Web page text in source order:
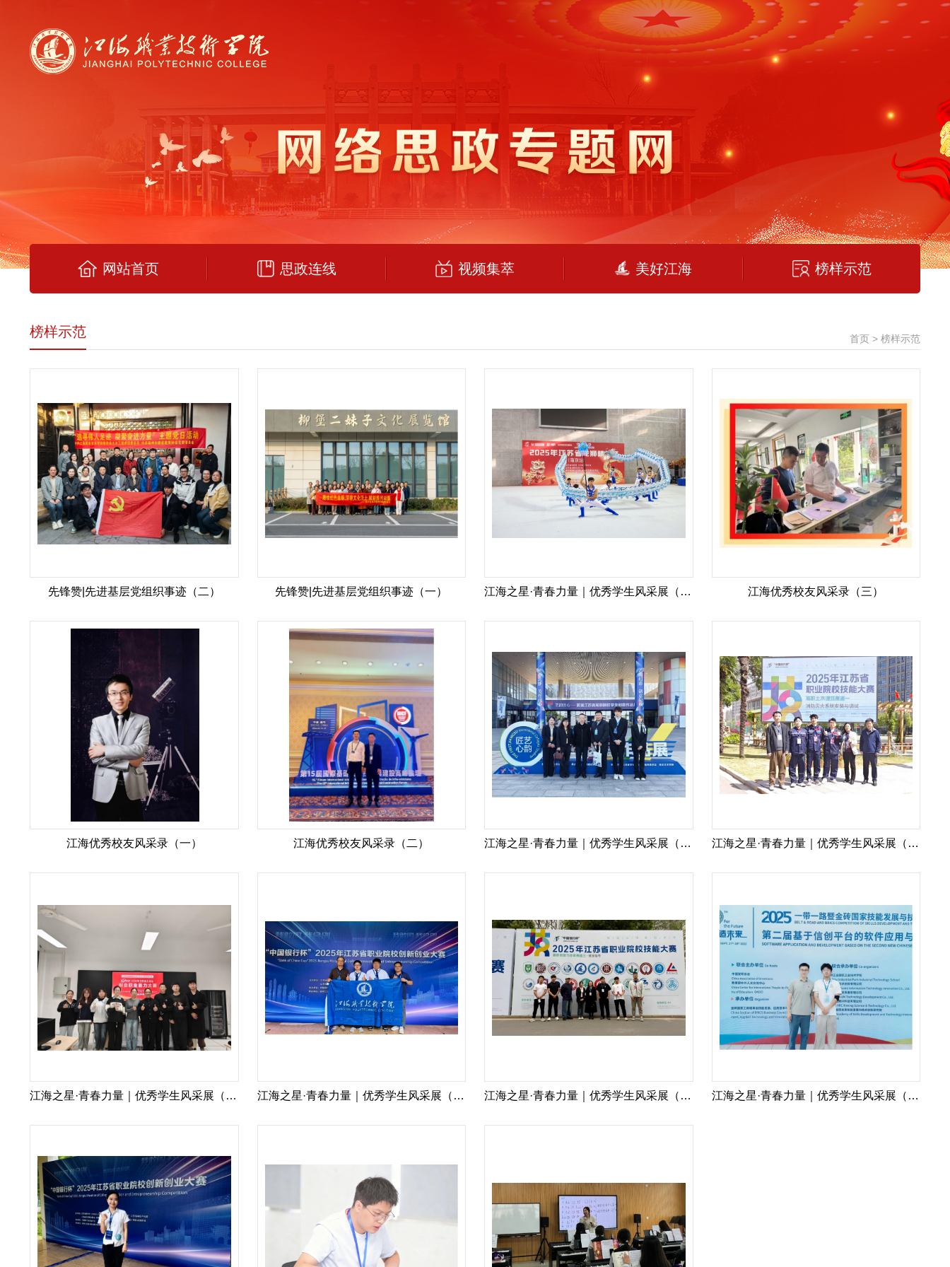
网站首页 思政连线 视频集萃 美好江海 榜样示范
榜样示范 首页 > 榜样示范
先锋赞|先进基层党组织事迹（二） 先锋赞|先进基层党组织事迹（一） 江海之星·青春力量｜优秀学生风采展（8） 江海优秀校友风采录（三）
江海优秀校友风采录（一） 江海优秀校友风采录（二） 江海之星·青春力量｜优秀学生风采展（7） 江海之星·青春力量｜优秀学生风采展（6）
江海之星·青春力量｜优秀学生风采展（5） 江海之星·青春力量｜优秀学生风采展（4） 江海之星·青春力量｜优秀学生风采展（3） 江海之星·青春力量｜优秀学生风采展（2）